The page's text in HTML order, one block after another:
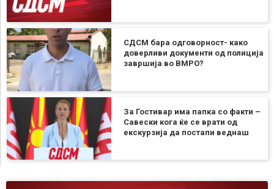
СДСМ бара одговорност- како
доверливи документи од полиција
завршија во ВМРО?
За Гостивар има папка со факти –
Савески кога ќе се врати од
екскурзија да постапи веднаш